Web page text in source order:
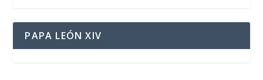
PAPA LEÓN XIV